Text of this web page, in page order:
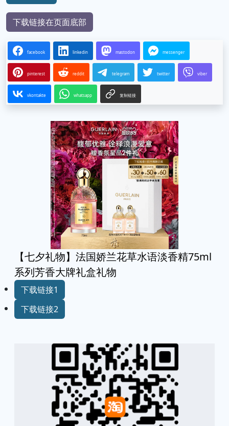
下载链接在页面底部
facebook linkedin mastodon messenger
pinterest reddit telegram twitter viber
vkontakte whatsapp 复制链接
【七夕礼物】法国娇兰花草水语淡香精75ml
系列芳香大牌礼盒礼物
下载链接1
下载链接2